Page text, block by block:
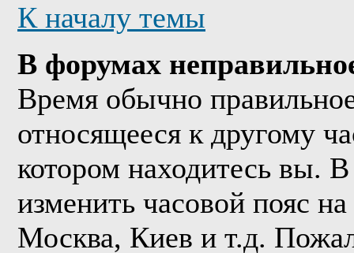
К началу темы
В форумах
Время обычно
относящееся к другому
котором находитесь вы.
изменить часовой пояс
Москва, Киев и т.д.